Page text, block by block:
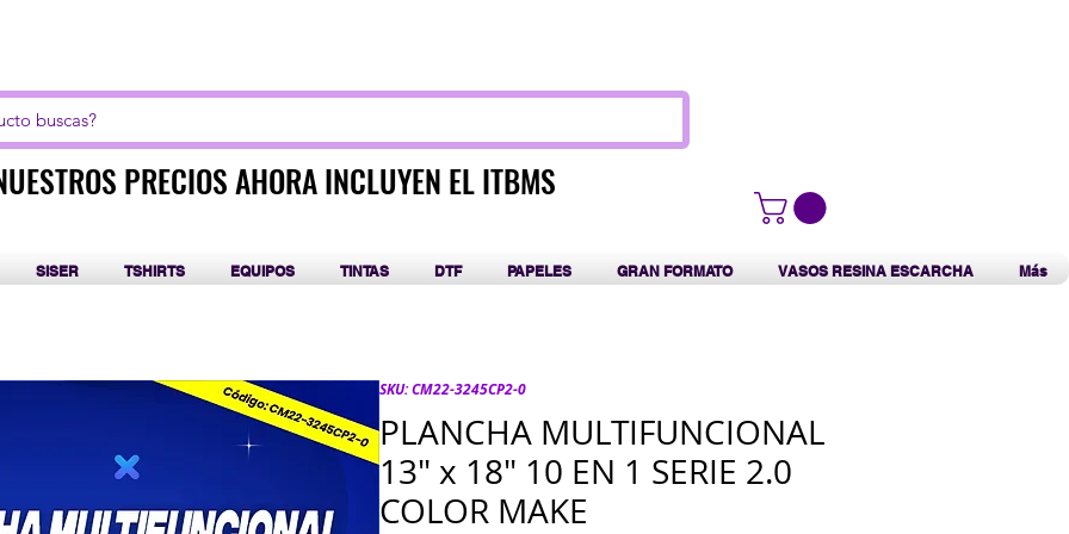
PRECIOS AHORA INCLUYEN EL ITBMS
PRECIOS AHORA INCLUYEN EL ITBMS
SISER TSHIRTS EQUIPOS TINTAS DTF PAPELES GRAN FORMATO VASOS RESINA ESCARCHA Más
SKU: CM22-3245CP2-0
PLANCHA MULTIFUNCIONAL
13" x 18" 10 EN 1 SERIE 2.0
COLOR MAKE